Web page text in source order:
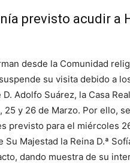
previsto acudir a
desde la Comunidad
su visita debido a
Adolfo Suárez, la Casa
25 y 26 de Marzo. Por ello,
previsto para el miércoles
Su Majestad la Reina D.ª
dando muestra de su